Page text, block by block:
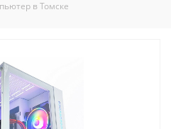
в Томске